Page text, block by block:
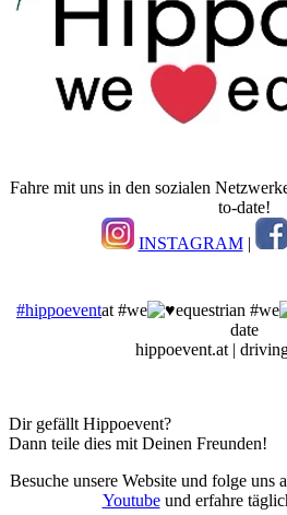
Fahre mit uns in den sozialen
to-date!
INSTAGRAM|
#hippoeventat #we equestrian #we
date
hippoevent.at |
Dir gefällt Hippoevent?
Dann teile dies mit Deinen Freunden!
Besuche unsere Website und folge uns
Youtubeund erfahre